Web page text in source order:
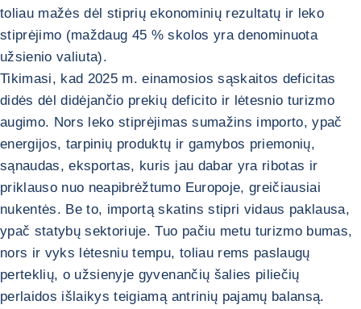
toliau mažės dėl stiprių ekonominių rezultatų ir leko
stiprėjimo (maždaug 45 % skolos yra denominuota
užsienio valiuta).
Tikimasi, kad 2025 m. einamosios sąskaitos deficitas
didės dėl didėjančio prekių deficito ir lėtesnio turizmo
augimo. Nors leko stiprėjimas sumažins importo, ypač
energijos, tarpinių produktų ir gamybos priemonių,
sąnaudas, eksportas, kuris jau dabar yra ribotas ir
priklauso nuo neapibrėžtumo Europoje, greičiausiai
nukentės. Be to, importą skatins stipri vidaus paklausa,
ypač statybų sektoriuje. Tuo pačiu metu turizmo bumas,
nors ir vyks lėtesniu tempu, toliau rems paslaugų
perteklių, o užsienyje gyvenančių šalies piliečių
perlaidos išlaikys teigiamą antrinių pajamų balansą.